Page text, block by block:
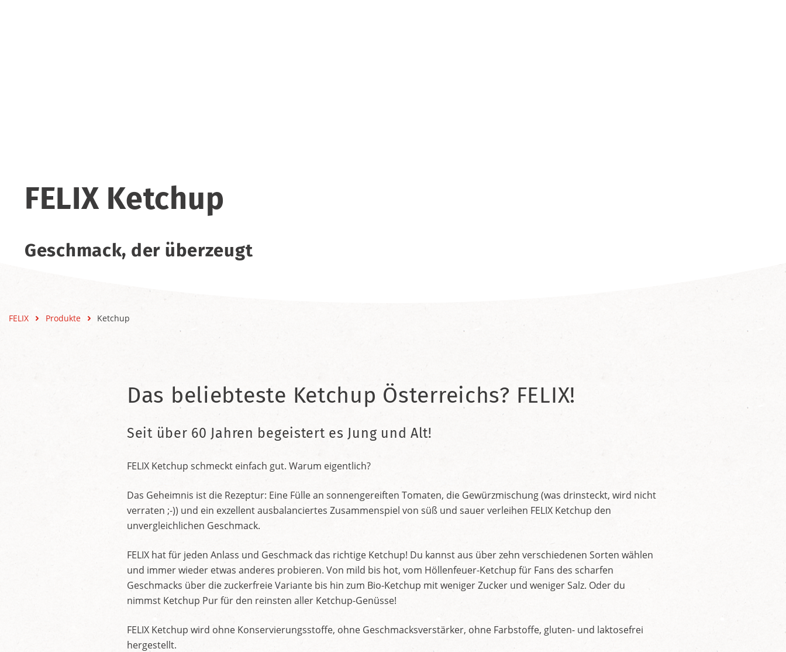
FELIX Ketchup
Geschmack, der überzeugt
FELIX Produkte Ketchup
Das beliebteste Ketchup Österreichs? FELIX!
Seit über 60 Jahren begeistert es Jung und Alt!
FELIX Ketchup schmeckt einfach gut. Warum eigentlich?
Das Geheimnis ist die Rezeptur: Eine Fülle an sonnengereiften Tomaten, die Gewürzmischung (was drinsteckt, wird nicht
verraten ;-)) und ein exzellent ausbalanciertes Zusammenspiel von süß und sauer verleihen FELIX Ketchup den
unvergleichlichen Geschmack.
FELIX hat für jeden Anlass und Geschmack das richtige Ketchup! Du kannst aus über zehn verschiedenen Sorten wählen
und immer wieder etwas anderes probieren. Von mild bis hot, vom Höllenfeuer-Ketchup für Fans des scharfen
Geschmacks über die zuckerfreie Variante bis hin zum Bio-Ketchup mit weniger Zucker und weniger Salz. Oder du
nimmst Ketchup Pur für den reinsten aller Ketchup-Genüsse!
FELIX Ketchup wird ohne Konservierungsstoffe, ohne Geschmacksverstärker, ohne Farbstoffe, gluten- und laktosefrei
hergestellt.